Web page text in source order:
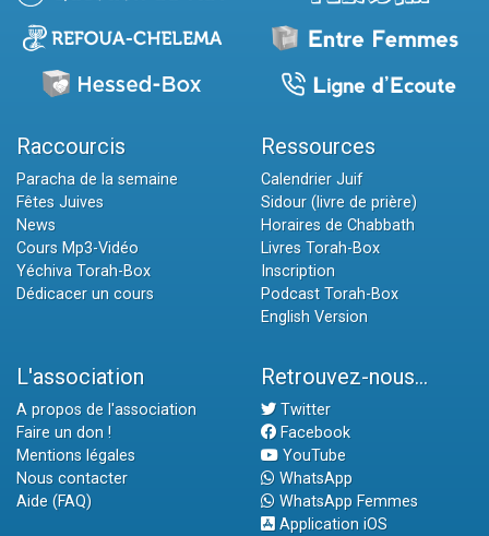
Raccourcis
Paracha de la semaine
Fêtes Juives
News
Cours Mp3-Vidéo
Yéchiva Torah-Box
Dédicacer un cours
Ressources
Calendrier Juif
Sidour (livre de prière)
Horaires de Chabbath
Livres Torah-Box
Inscription
Podcast Torah-Box
English Version
L'association
A propos de l'association
Faire un don !
Mentions légales
Nous contacter
Aide (FAQ)
Retrouvez-nous...
Twitter
Facebook
YouTube
WhatsApp
WhatsApp Femmes
Application iOS